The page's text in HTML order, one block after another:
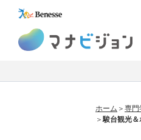
ホーム 専門
駿台観光＆